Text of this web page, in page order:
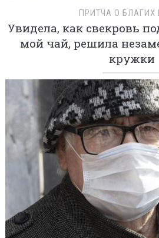
ПРИТЧА О БЛАГИХ
Увидела, как свекровь
мой чай, решила
кружки